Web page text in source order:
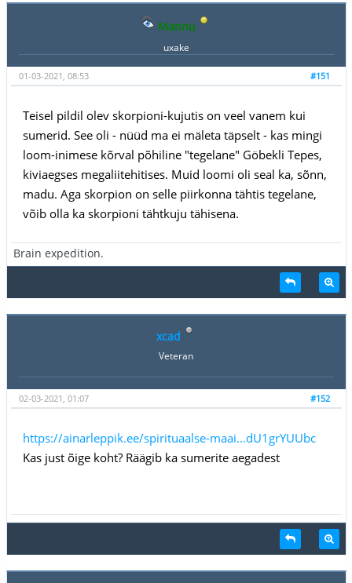
Mannu
uxake
#151
01-03-2021, 08:53
Teisel pildil olev skorpioni-kujutis on veel vanem kui
sumerid. See oli - nüüd ma ei mäleta täpselt - kas mingi
loom-inimese kõrval põhiline "tegelane" Göbekli Tepes,
kiviaegses megaliitehitises. Muid loomi oli seal ka, sõnn,
madu. Aga skorpion on selle piirkonna tähtis tegelane,
võib olla ka skorpioni tähtkuju tähisena.
Brain expedition.
xcad
Veteran
#152
02-03-2021, 01:07
https://ainarleppik.ee/spirituaalse-maai...dU1grYUUbc
Kas just õige koht? Räägib ka sumerite aegadest